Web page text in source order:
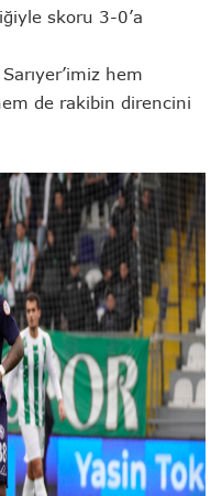
skoru 3-0’a
hem
de rakibin direncini